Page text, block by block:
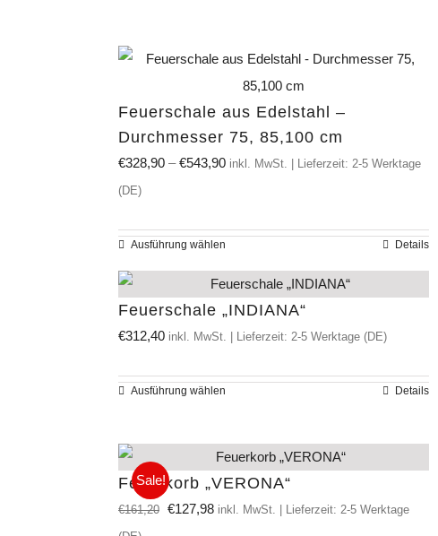
Produktseite
gewählt
werden
Feuerschale aus Edelstahl –
Durchmesser 75, 85,100 cm
€328,90 –€543,90 inkl. MwSt. | Lieferzeit: 2-5 Werktage
(DE)
Ausführung wählen
Produkt
weist
mehrere
auf.
können
auf
der
Details
Feuerschale „INDIANA“
€312,40 inkl. MwSt. | Lieferzeit: 2-5 Werktage (DE)
Ausführung wählen
weist
mehrere
Varianten
Details
Sale!
Feuerkorb „VERONA“
€161,20 Ursprünglicher
€127,98Aktueller
inkl. MwSt. | Lieferzeit: 2-5 Werktage